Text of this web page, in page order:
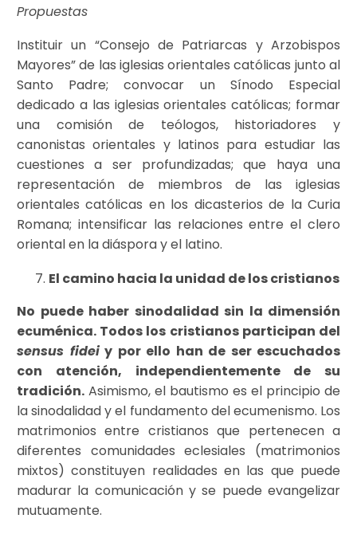
Propuestas
Instituir un “Consejo de Patriarcas y Arzobispos
Mayores” de las iglesias orientales católicas junto al
Santo Padre; convocar un Sínodo Especial
dedicado a las iglesias orientales católicas; formar
una comisión de teólogos, historiadores y
canonistas orientales y latinos para estudiar las
cuestiones a ser profundizadas; que haya una
representación de miembros de las iglesias
orientales católicas en los dicasterios de la Curia
Romana; intensificar las relaciones entre el clero
oriental en la diáspora y el latino.
El camino hacia la unidad de los cristianos
No puede haber sinodalidad sin la dimensión
ecuménica. Todos los cristianos participan del
sensus fideiy por ello han de ser escuchados
con atención, independientemente de su
tradición. Asimismo, el bautismo es el principio de
la sinodalidad y el fundamento del ecumenismo. Los
matrimonios entre cristianos que pertenecen a
diferentes comunidades eclesiales (matrimonios
mixtos) constituyen realidades en las que puede
madurar la comunicación y se puede evangelizar
mutuamente.